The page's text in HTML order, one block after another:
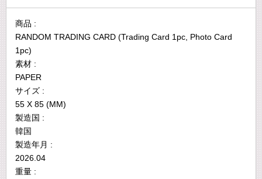
商品 :
RANDOM TRADING CARD (Trading Card 1pc, Photo Card
1pc)
素材 :
PAPER
サイズ :
55 X 85 (MM)
製造国 :
韓国
製造年月 :
2026.04
重量 :